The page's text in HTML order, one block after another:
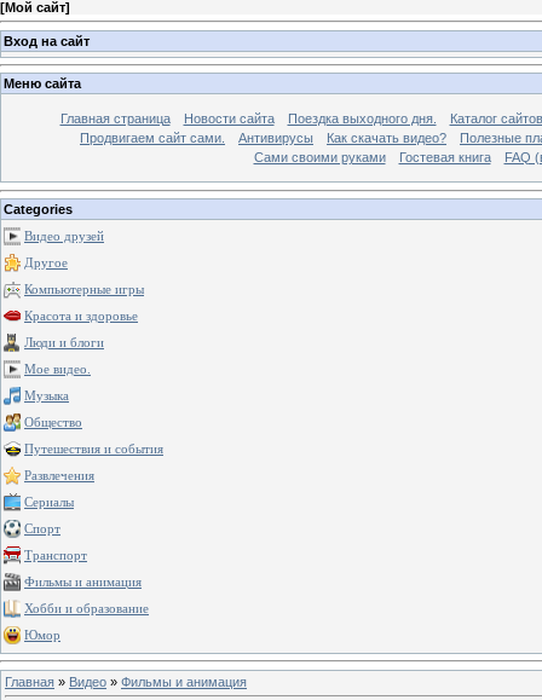
[Мой сайт]
Вход на сайт
Меню сайта
Главная страница Новости сайта Поездка выходного дня.
Каталог сайтов
Продвигаем сайт сами.
Антивирусы Как скачать видео?
Полезные
Сами своими руками
Гостевая книга FAQ
Categories
Видео друзей
Другое
Компьютерные игры
Красота и здоровье
Люди и блоги
Мое видео.
Музыка
Общество
Путешествия и события
Развлечения
Сериалы
Спорт
Транспорт
Фильмы и анимация
Хобби и образование
Юмор
Главная » Видео » Фильмы и анимация